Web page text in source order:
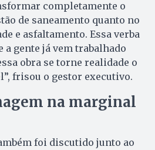
completamente o
de saneamento quanto no
e asfaltamento. Essa verba
gente já vem trabalhado
obra se torne realidade o
frisou o gestor executivo.
na marginal
foi discutido junto ao